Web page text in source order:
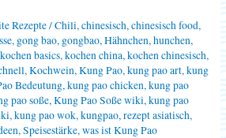
Rezepte/Chili,chinesisch,chinesisch food,
, gong bao, gongbao,Hähnchen,hunchen,
kochen basics,kochen china,kochen chinesisch,
,Kochwein,Kung Pao,kung pao art,kung
Bedeutung,kung pao chicken,kung pao
pao soße,Kung Pao Soße wiki,kung pao
,kung pao wok,kungpao,rezept asiatisch,
,Speisestärke,was ist Kung Pao